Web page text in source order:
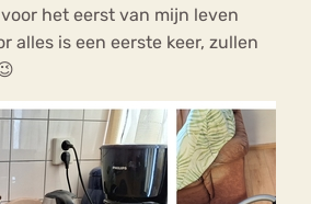
het eerst van mijn leven
alles is een eerste keer, zullen